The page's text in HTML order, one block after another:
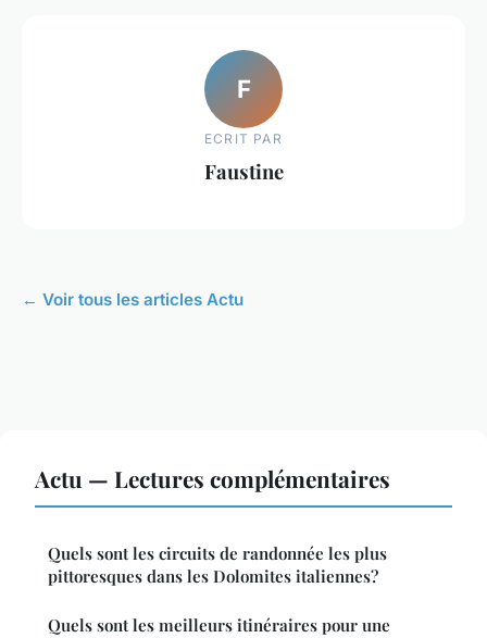
F
ECRIT PAR
Faustine
← Voir tous les articles Actu
Actu — Lectures complémentaires
Quels sont les circuits de randonnée les plus
pittoresques dans les Dolomites italiennes?
Quels sont les meilleurs itinéraires pour une